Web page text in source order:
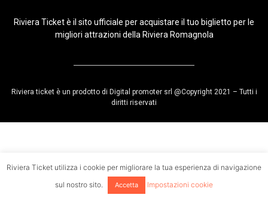
Riviera Ticket è il sito ufficiale per acquistare il tuo biglietto per le
migliori attrazioni della Riviera Romagnola
Riviera ticket è un prodotto di Digital promoter srl @Copyright 2021 – Tutti i
diritti riservati
Riviera Ticket utilizza i cookie per migliorare la tua esperienza di navigazione
sul nostro sito.
Accetta Impostazioni cookie